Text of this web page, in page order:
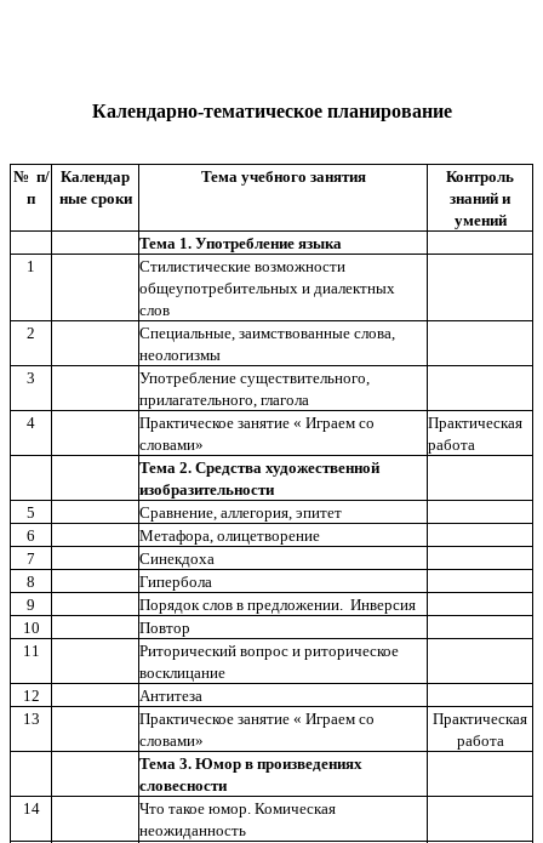
Календарно-тематическое планирование
№ п/
п
Календар
ные сроки
Тема учебного занятия
Контроль
знаний и
умений
Тема 1. Употребление языка
1
Стилистические возможности
общеупотребительных и диалектных
слов
2
Специальные, заимствованные слова,
неологизмы
3
Употребление существительного,
прилагательного, глагола
4
Практическое занятие « Играем со
словами»
Практическая
работа
Тема 2. Средства художественной
изобразительности
5
Сравнение, аллегория, эпитет
6
Метафора, олицетворение
7
Синекдоха
8
Гипербола
9
Порядок слов в предложении. Инверсия
10
Повтор
11
Риторический вопрос и риторическое
восклицание
12
Антитеза
13
Практическое занятие « Играем со
словами»
Практическая
работа
Тема 3. Юмор в произведениях
словесности
14
Что такое юмор. Комическая
неожиданность